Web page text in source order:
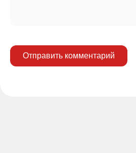
Отправить комментарий